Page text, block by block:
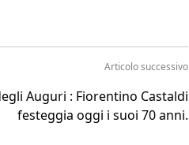
Articolo successivo
Auguri : Fiorentino Castaldi
festeggia oggi i suoi 70 anni.